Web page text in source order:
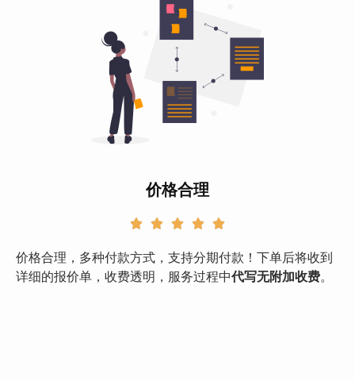
价格合理
    
价格合理，多种付款方式，支持分期付款！下单后将收到
详细的报价单，收费透明，服务过程中代写无附加收费。